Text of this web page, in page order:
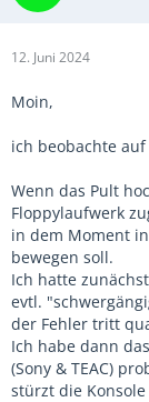
12. Juni 2024
Moin,
ich beobachte
Wenn das Pult
Floppylaufwerk
in dem Moment
bewegen soll.
Ich hatte
evtl.
der Fehler tritt
Ich habe dann
(Sony & TEAC)
stürzt die Konsole